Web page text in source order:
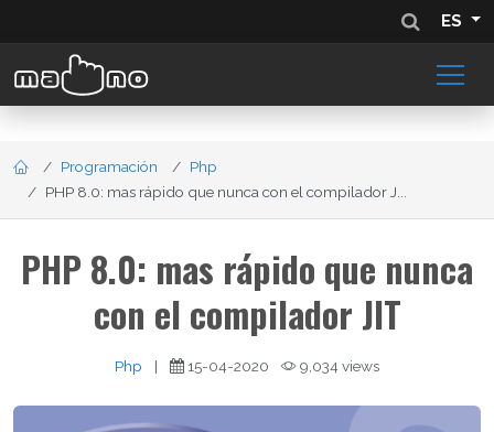
ES
Programación
Php
PHP 8.0: mas rápido que nunca con el compilador J...
PHP 8.0: mas rápido que nunca
con el compilador JIT
Php | 15-04-2020 9,034 views